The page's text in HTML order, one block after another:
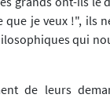
que je veux !", ils
qui
de leurs